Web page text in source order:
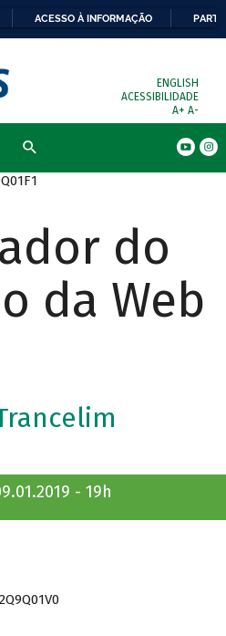
ACESSO À INFORMAÇÃO
ENGLISH
ACESSIBILIDADE
A+ A-
do
da Web
- 19h